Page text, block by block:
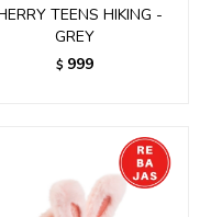
TEENS HIKING -
GREY
$ 999